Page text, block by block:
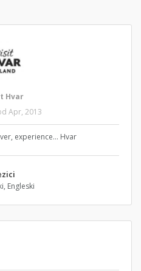
Hvar
Apr, 2013
experience... Hvar
Engleski